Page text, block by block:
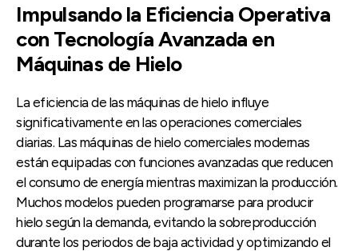
Impulsando la Eficiencia Operativa
con Tecnología Avanzada en
Máquinas de Hielo
La eficiencia de las máquinas de hielo influye
significativamente en las operaciones comerciales
diarias. Las máquinas de hielo comerciales modernas
están equipadas con funciones avanzadas que reducen
el consumo de energía mientras maximizan la producción.
Muchos modelos pueden programarse para producir
hielo según la demanda, evitando la sobreproducción
durante los periodos de baja actividad y optimizando el